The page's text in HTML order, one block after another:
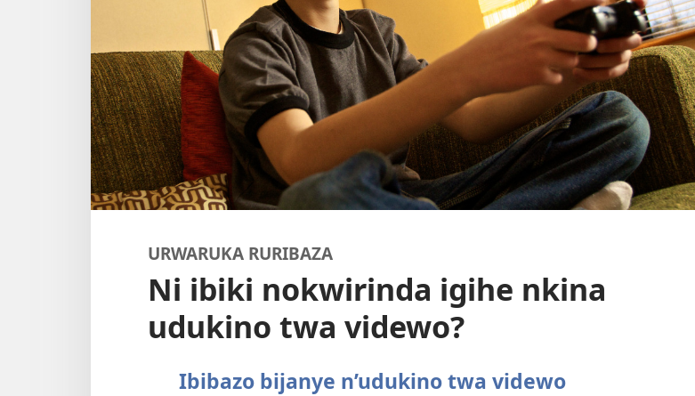
URWARUKA RURIBAZA
Ni ibiki nokwirinda igihe nkina
udukino twa videwo?
Ibibazo bijanye n’udukino twa videwo